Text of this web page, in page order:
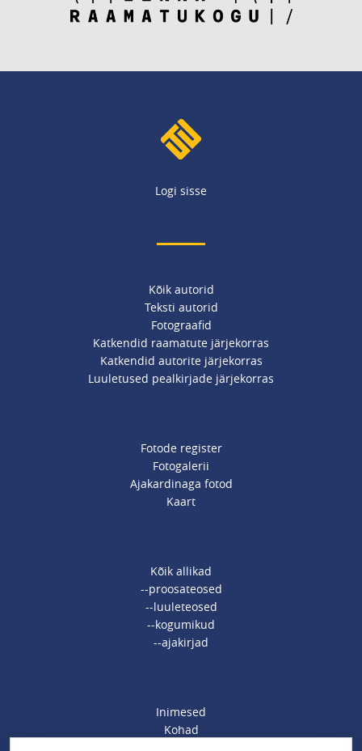
Logi sisse
Kõik autorid
Teksti autorid
Fotograafid
Katkendid raamatute järjekorras
Katkendid autorite järjekorras
Luuletused pealkirjade järjekorras
Fotode register
Fotogalerii
Ajakardinaga fotod
Kaart
Kõik allikad
--proosateosed
--luuleteosed
--kogumikud
--ajakirjad
Inimesed
Kohad